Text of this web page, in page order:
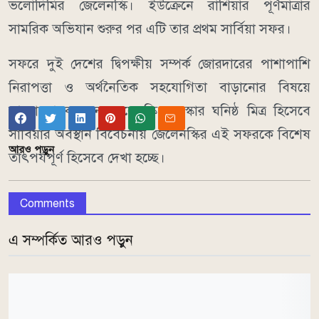
ভলোদিমির জেলেনস্কি। ইউক্রেনে রাশিয়ার পূর্ণমাত্রার
সামরিক অভিযান শুরুর পর এটি তার প্রথম সার্বিয়া সফর।
সফরে দুই দেশের দ্বিপক্ষীয় সম্পর্ক জোরদারের পাশাপাশি
নিরাপত্তা ও অর্থনৈতিক সহযোগিতা বাড়ানোর বিষয়ে
আলোচনা করবেন জেলেনস্কি। মস্কোর ঘনিষ্ঠ মিত্র হিসেবে
সার্বিয়ার অবস্থান বিবেচনায় জেলেনস্কির এই সফরকে বিশেষ
তাৎপর্যপূর্ণ হিসেবে দেখা হচ্ছে।
আরও পড়ুন
Comments
এ সম্পর্কিত আরও পড়ুন